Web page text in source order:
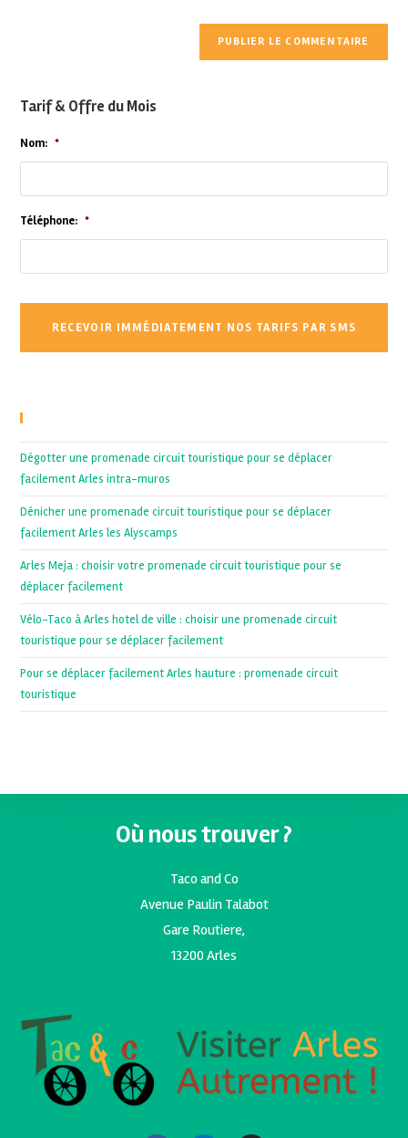
Tarif & Offre du Mois
Nom: *
Téléphone: *
Dégotter une promenade circuit touristique pour se déplacer
facilement Arles intra-muros
Dénicher une promenade circuit touristique pour se déplacer
facilement Arles les Alyscamps
Arles Meja : choisir votre promenade circuit touristique pour se
déplacer facilement
Vélo-Taco à Arles hotel de ville : choisir une promenade circuit
touristique pour se déplacer facilement
Pour se déplacer facilement Arles hauture : promenade circuit
touristique
Où nous trouver ?
Taco and Co
Avenue Paulin Talabot
Gare Routiere,
13200 Arles